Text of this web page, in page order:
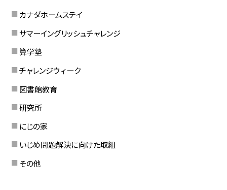
カナダホームステイ
サマーイングリッシュチャレンジ
算学塾
チャレンジウィーク
図書館教育
研究所
にじの家
いじめ問題解決に向けた取組
その他